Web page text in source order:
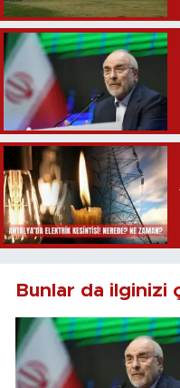
Bunlar da ilginizi